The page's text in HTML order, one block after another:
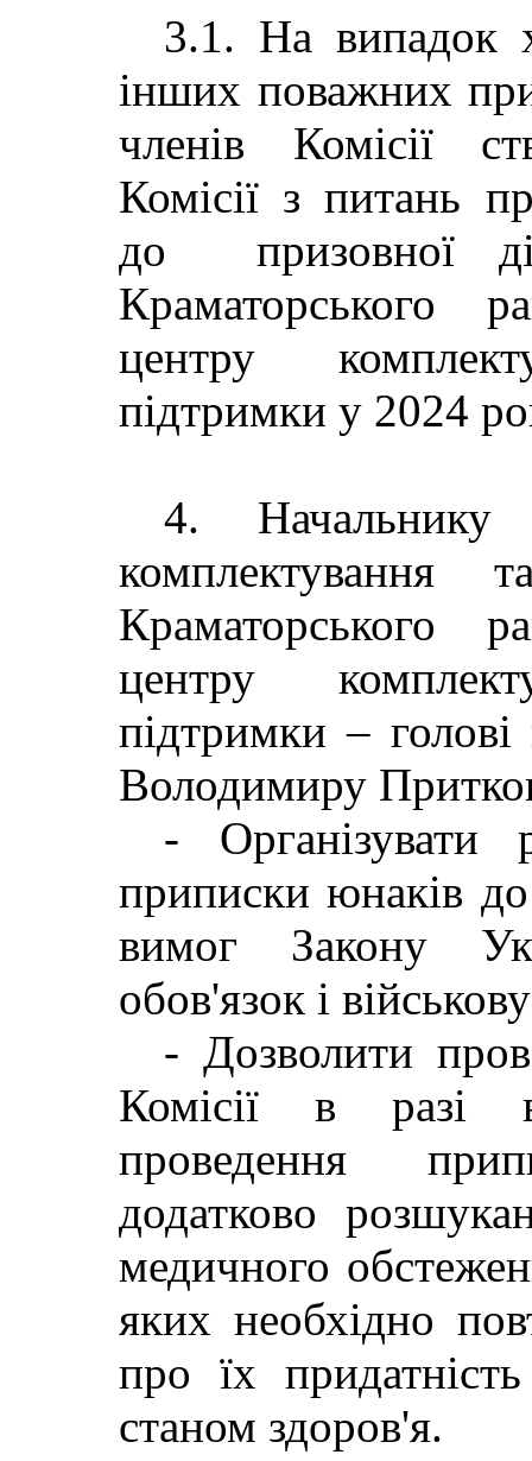
3.1. На випадок
інших поважних
членів Комісії
Комісії з питань
до призовної
Краматорського
центру
підтримки у 2024
4. Начальнику
комплектування
Краматорського
центру
підтримки – голові
Володимиру
- Організувати
приписки юнаків до
вимог Закону
обов'язок і
- Дозволити
Комісії в разі
проведення
додатково
медичного
яких необхідно
про їх
станом здоров'я.